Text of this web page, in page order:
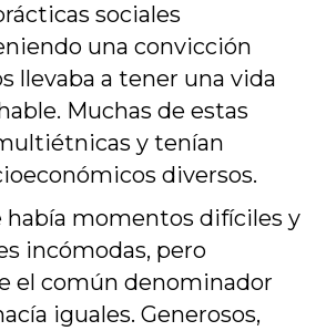
sociales
una convicción
llevaba a tener una vida
Muchas de estas
y tenían
diversos.
había momentos difíciles y
incómodas, pero
el común denominador
iguales. Generosos,